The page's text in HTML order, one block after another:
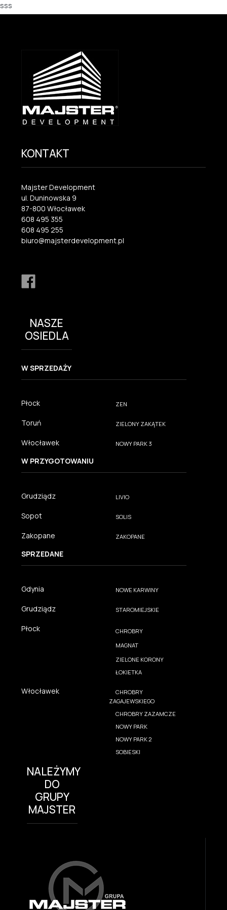
sss
KONTAKT
Majster Development
ul. Duninowska 9
87-800 Włocławek
608 495 355
608 495 255
biuro@majsterdevelopment.pl
NASZE
OSIEDLA
W SPRZEDAŻY
Płock ZEN
Toruń ZIELONY ZAKĄTEK
Włocławek NOWY PARK 3
W PRZYGOTOWANIU
Grudziądz LIVIO
Sopot SOLIS
Zakopane ZAKOPANE
SPRZEDANE
Gdynia NOWE KARWINY
Grudziądz STAROMIEJSKIE
Płock
CHROBRY
MAGNAT
ZIELONE KORONY
ŁOKIETKA
Włocławek
CHROBRY
ZAGAJEWSKIEGO
CHROBRY ZAZAMCZE
NOWY PARK
NOWY PARK 2
SOBIESKI
NALEŻYMY
DO
GRUPY
MAJSTER